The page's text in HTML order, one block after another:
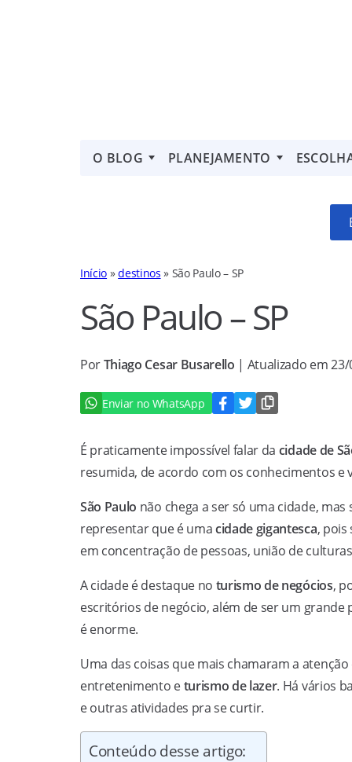
O BLOG PLANEJAMENTO
Início »destinos » São Paulo – SP
São Paulo – SP
PorThiago Cesar Busarello | Atualizado em
Enviar no WhatsApp
É praticamente impossível falar da cidade de
resumida, de acordo com os conhecimentos e
São Paulo não chega a ser só uma cidade,
representar que é umacidade gigantesca,
em concentração de pessoas, união de
A cidade é destaque no turismo de negócios,
escritórios de negócio, além de ser um
é enorme.
Uma das coisas que mais chamaram a
entretenimento eturismo de lazer. Há vários
e outras atividades pra se curtir.
Conteúdo desse artigo: